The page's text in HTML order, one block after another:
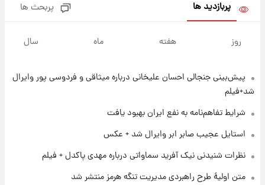
شد+فیلم
۱ روز پیش
۱ روز پیش
پربازدید ها پربحث ها
روز هفته ماه سال
پیش‌بینی جنجالی احسان علیخانی درباره میثاقی و فردوسی پور وایرال
شد+فیلم
شرایط تفاهم‌نامه به نفع ایران بهبود یافت
استایل عجیب صابر ابر وایرال شد + عکس
نظرات شنیدنی نیک آفرید سماواتی درباره مهدی پاکدل + فیلم
متن اولیۀ طرح راهبردی مدیریت تنگه هرمز منتشر شد